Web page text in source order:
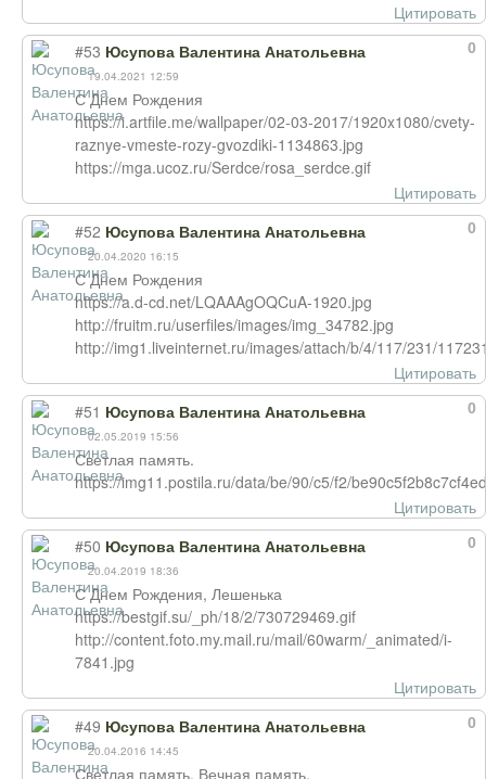
Цитировать
0
#53 Юсупова Валентина Анатольевна
19.04.2021 12:59
С Днем Рождения
https://i.artfile.me/wallpaper/02-03-2017/1920x1080/cvety-
raznye-vmeste-rozy-gvozdiki-1134863.jpg
https://mga.ucoz.ru/Serdce/rosa_serdce.gif
Цитировать
0
#52 Юсупова Валентина Анатольевна
20.04.2020 16:15
С Днем Рождения
https://a.d-cd.net/LQAAAgOQCuA-1920.jpg
http://fruitm.ru/userfiles/images/img_34782.jpg
http://img1.liveinternet.ru/images/attach/b/4/117/231/
Цитировать
0
#51 Юсупова Валентина Анатольевна
02.05.2019 15:56
Светлая память.
https://img11.postila.ru/data/be/90/c5/f2/
Цитировать
0
#50 Юсупова Валентина Анатольевна
20.04.2019 18:36
С Днем Рождения, Лешенька
https://bestgif.su/_ph/18/2/730729469.gif
http://content.foto.my.mail.ru/mail/60warm/_animated/i-
7841.jpg
Цитировать
0
#49 Юсупова Валентина Анатольевна
20.04.2016 14:45
Светлая память. Вечная память.